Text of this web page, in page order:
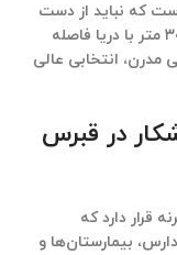
که نباید از دست
، تنها ۳۰۰ متر با دریا فاصله
مدرن، انتخابی عالی
در قبرس
قرار دارد که
بیمارستان‌ها و